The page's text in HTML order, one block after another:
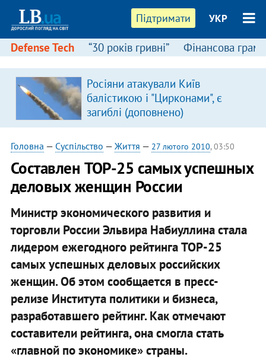
Підтримати УКР
Defense Tech “30 років гривні” Фінансова
Росіяни атакували Київ
балістикою і "Цирконами", є
загиблі (доповнено)
Головна — Суспільство — Життя — 27 лютого 2010, 03:50
Составлен TOP-25 самых успешных
деловых женщин России
Министр экономического развития и
торговли России Эльвира Набиуллина стала
лидером ежегодного рейтинга TOP-25
самых успешных деловых российских
женщин. Об этом сообщается в пресс-
релизе Института политики и бизнеса,
разработавшего рейтинг. Как отмечают
составители рейтинга, она смогла стать
«главной по экономике» страны.